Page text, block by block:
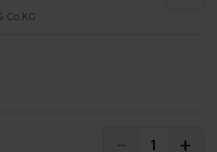
Co.KG